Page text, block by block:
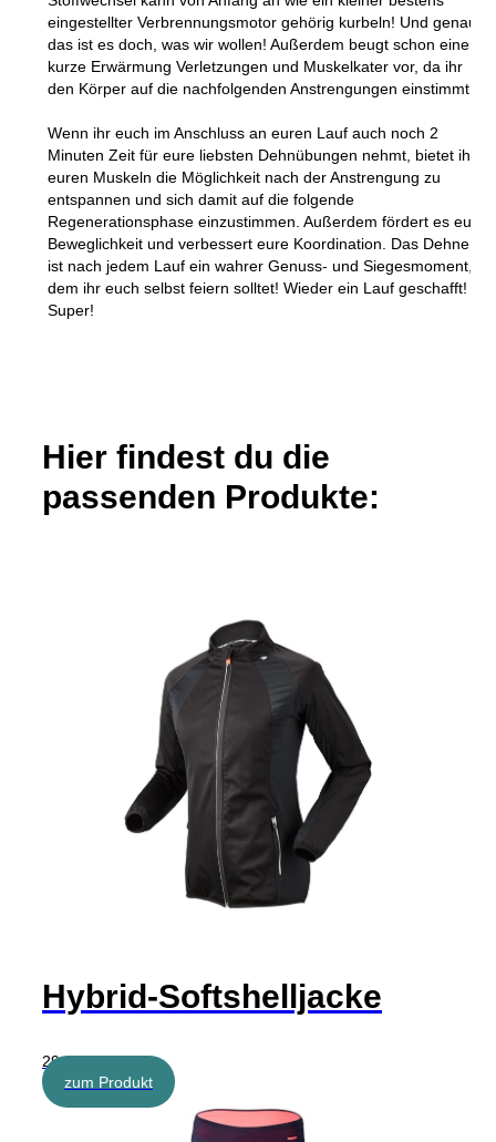
eingestellter Verbrennungsmotor gehörig kurbeln! Und genau
das ist es doch, was wir wollen! Außerdem beugt schon eine
kurze Erwärmung Verletzungen und Muskelkater vor, da ihr
den Körper auf die nachfolgenden Anstrengungen einstimmt.
Wenn ihr euch im Anschluss an euren Lauf auch noch 2
Minuten Zeit für eure liebsten Dehnübungen nehmt, bietet ihr
euren Muskeln die Möglichkeit nach der Anstrengung zu
entspannen und sich damit auf die folgende
Regenerationsphase einzustimmen. Außerdem fördert es eure
Beweglichkeit und verbessert eure Koordination. Das Dehnen
ist nach jedem Lauf ein wahrer Genuss- und Siegesmoment, in
dem ihr euch selbst feiern solltet! Wieder ein Lauf geschafft!
Super!
Hier findest du die
passenden Produkte:
Hybrid-Softshelljacke
29,95 €
zum Produkt